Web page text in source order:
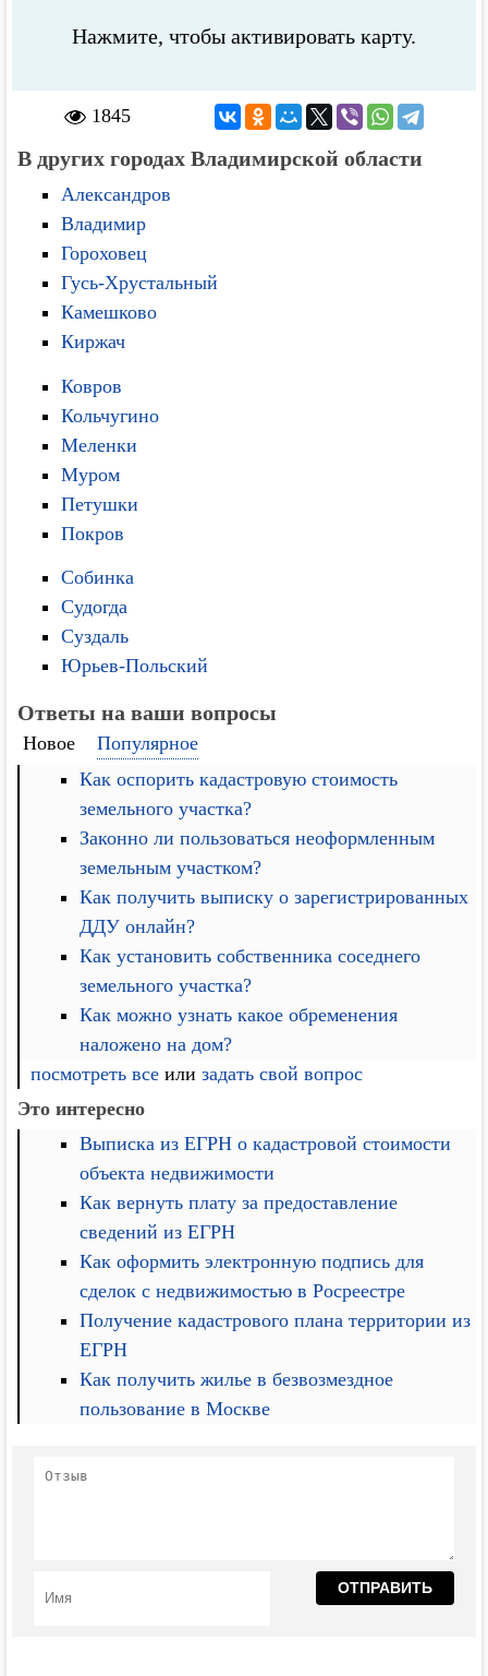
Нажмите, чтобы активировать карту.
1845
В других городах Владимирской области
Александров
Владимир
Гороховец
Гусь-Хрустальный
Камешково
Киржач
Ковров
Кольчугино
Меленки
Муром
Петушки
Покров
Собинка
Судогда
Суздаль
Юрьев-Польский
Ответы на ваши вопросы
Новое
Популярное
Как оспорить кадастровую стоимость
земельного участка?
Законно ли пользоваться неоформленным
земельным участком?
Как получить выписку о зарегистрированных
ДДУ онлайн?
Как установить собственника соседнего
земельного участка?
Как можно узнать какое обременения
наложено на дом?
посмотреть все илизадать свой вопрос
Это интересно
Выписка из ЕГРН о кадастровой стоимости
объекта недвижимости
Как вернуть плату за предоставление
сведений из ЕГРН
Как оформить электронную подпись для
сделок с недвижимостью в Росреестре
Получение кадастрового плана территории из
ЕГРН
Как получить жилье в безвозмездное
пользование в Москве